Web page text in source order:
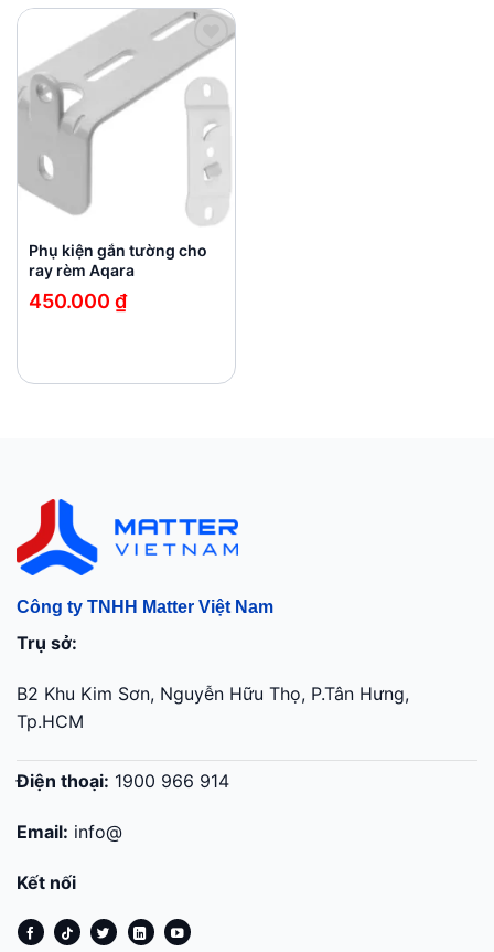
đến
800.000 ₫
Add to
wishlist
Phụ kiện gắn tường cho
ray rèm Aqara
450.000 ₫
Công ty TNHH Matter Việt Nam
Trụ sở:
B2 Khu Kim Sơn, Nguyễn Hữu Thọ, P.Tân Hưng,
Tp.HCM
Điện thoại: 1900 966 914
Email: info@
Kết nối